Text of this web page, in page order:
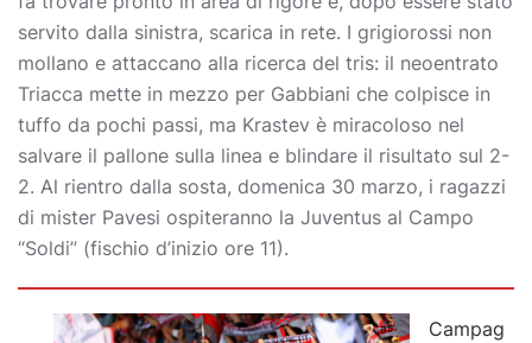
servito dalla sinistra, scarica in rete. I grigiorossi non
mollano e attaccano alla ricerca del tris: il neoentrato
Triacca mette in mezzo per Gabbiani che colpisce in
tuffo da pochi passi, ma Krastev è miracoloso nel
salvare il pallone sulla linea e blindare il risultato sul 2-
2. Al rientro dalla sosta, domenica 30 marzo, i ragazzi
di mister Pavesi ospiteranno la Juventus al Campo
“Soldi” (fischio d’inizio ore 11).
Campag